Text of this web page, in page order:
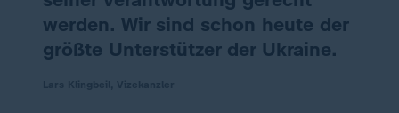
werden. Wir sind schon heute der
größte Unterstützer der Ukraine.